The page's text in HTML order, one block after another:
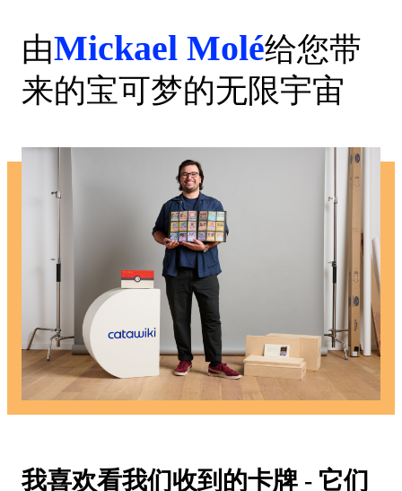
由Mickael Molé给您带
来的宝可梦的无限宇宙
我喜欢看我们收到的卡牌 - 它们